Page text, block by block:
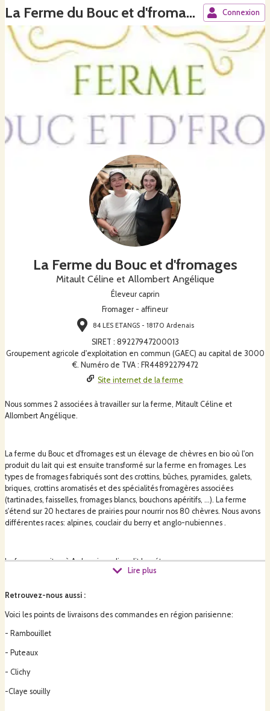
La Ferme du Bouc et d'fromages Connexion
La Ferme du Bouc et d'fromages
Mitault Céline et Allombert Angélique
Éleveur caprin
Fromager - affineur
84 LES ETANGS - 18170 Ardenais
SIRET : 89227947200013
Groupement agricole d'exploitation en commun (GAEC) au capital de 3000
€. Numéro de TVA : FR44892279472
Site internet de la ferme
Nous sommes 2 associées à travailler sur la ferme, Mitault Céline et
Allombert Angélique.
La ferme du Bouc et d'fromages est un élevage de chèvres en bio où l'on
produit du lait qui est ensuite transformé sur la ferme en fromages. Les
types de fromages fabriqués sont des crottins, bûches, pyramides, galets,
briques, crottins aromatisés et des spécialités fromagères associées
(tartinades, faisselles, fromages blancs, bouchons apéritifs, ...). La ferme
s'étend sur 20 hectares de prairies pour nourrir nos 80 chèvres. Nous avons
différentes races: alpines, couclair du berry et anglo-nubiennes .
La ferme se situe à Ardenais, au lieu dit Les étangs.
Nous sommes installées depuis 2021 dans une ferme certifiée en
agriculture biologique depuis 30 ans.
Nos chèvres sortent au pâturage le plus possible. Nos fromages sont moulés
simples et traditionnelles pour le plaisir de nos chèvres, nous et nos clients.
Lire plus
Retrouvez-nous aussi :
Voici les points de livraisons des commandes en région parisienne:
- Rambouillet
- Puteaux
- Clichy
-Claye souilly